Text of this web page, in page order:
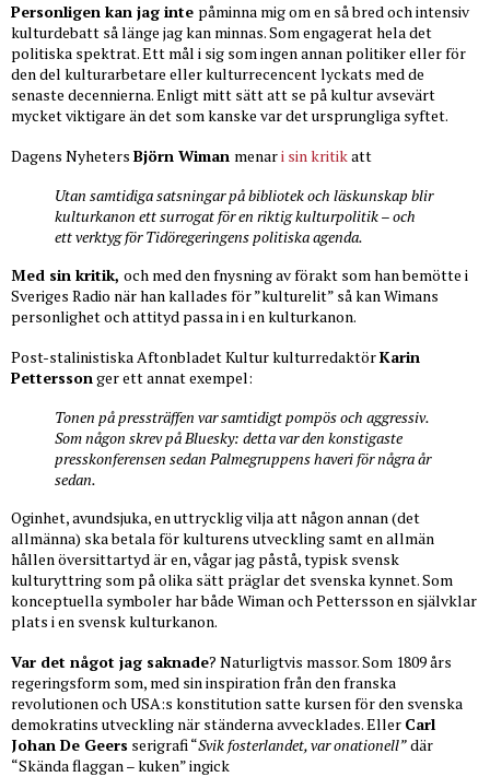
Personligen kan jag inte påminna mig om en så bred och intensiv
kulturdebatt så länge jag kan minnas. Som engagerat hela det
politiska spektrat. Ett mål i sig som ingen annan politiker eller för
den del kulturarbetare eller kulturrecencent lyckats med de
senaste decennierna. Enligt mitt sätt att se på kultur avsevärt
mycket viktigare än det som kanske var det ursprungliga syftet.
Dagens Nyheters Björn Wiman menari sin kritikatt
Utan samtidiga satsningar på bibliotek och läskunskap blir
kulturkanon ett surrogat för en riktig kulturpolitik – och
ett verktyg för Tidöregeringens politiska agenda.
Med sin kritik, och med den fnysning av förakt som han bemötte i
Sveriges Radio när han kallades för ”kulturelit” så kan Wimans
personlighet och attityd passa in i en kulturkanon.
Post-stalinistiska Aftonbladet Kultur kulturredaktörKarin
Pettersson ger ett annat exempel:
Tonen på pressträffen var samtidigt pompös och aggressiv.
Som någon skrev på Bluesky: detta var den konstigaste
presskonferensen sedan Palmegruppens haveri för några år
sedan.
Oginhet, avundsjuka, en uttrycklig vilja att någon annan (det
allmänna) ska betala för kulturens utveckling samt en allmän
hållen översittartyd är en, vågar jag påstå, typisk svensk
kulturyttring som på olika sätt präglar det svenska kynnet. Som
konceptuella symboler har både Wiman och Pettersson en självklar
plats i en svensk kulturkanon.
Var det något jag saknade? Naturligtvis massor. Som 1809 års
regeringsform som, med sin inspiration från den franska
revolutionen och USA:s konstitution satte kursen för den svenska
demokratins utveckling när ständerna avvecklades. Eller Carl
Johan De Geers serigrafi “Svik fosterlandet, var onationell”där
“Skända flaggan – kuken” ingick